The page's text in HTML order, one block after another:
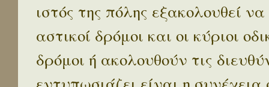
ιστός της πόλης εξακολουθεί
αστικοί δρόμοι και οι κύριοι
δρόμοι ή ακολουθούν τις